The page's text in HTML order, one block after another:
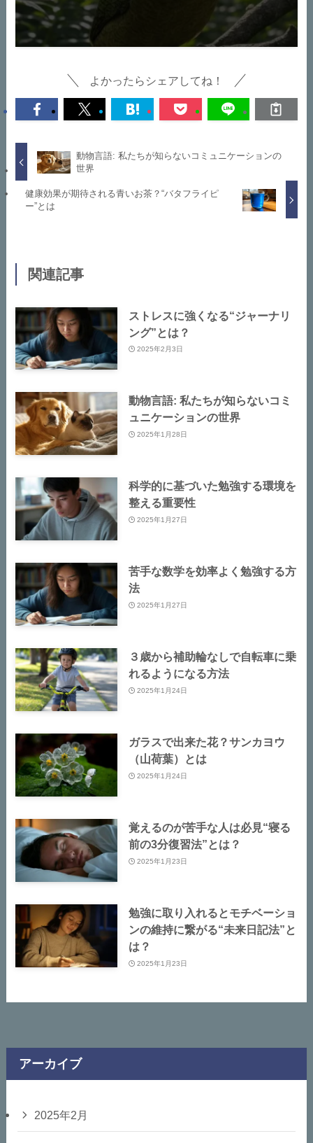
よかったらシェアしてね！
動物言語: 私たちが知らないコミュニケーションの
世界
健康効果が期待される青いお茶？“バタフライピ
ー”とは
関連記事
ストレスに強くなる“ジャーナリ
ング”とは？
2025年2月3日
動物言語: 私たちが知らないコミ
ュニケーションの世界
2025年1月28日
科学的に基づいた勉強する環境を
整える重要性
2025年1月27日
苦手な数学を効率よく勉強する方
法
2025年1月27日
３歳から補助輪なしで自転車に乗
れるようになる方法
2025年1月24日
ガラスで出来た花？サンカヨウ
（山荷葉）とは
2025年1月24日
覚えるのが苦手な人は必見“寝る
前の3分復習法”とは？
2025年1月23日
勉強に取り入れるとモチベーショ
ンの維持に繋がる“未来日記法”と
は？
2025年1月23日
アーカイブ
2025年2月